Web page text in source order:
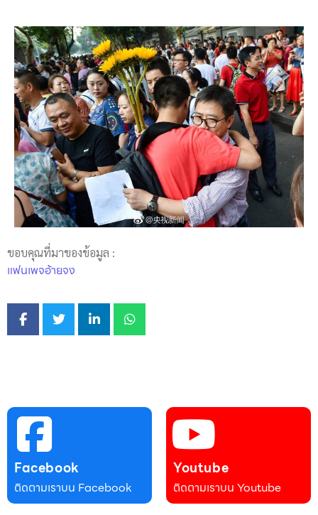
ขอบคุณที่มาของข้อมูล :
แฟนเพจอ้ายจง
Facebook
ติดตามเราบน Facebook
Youtube
ติดตามเราบน Youtube